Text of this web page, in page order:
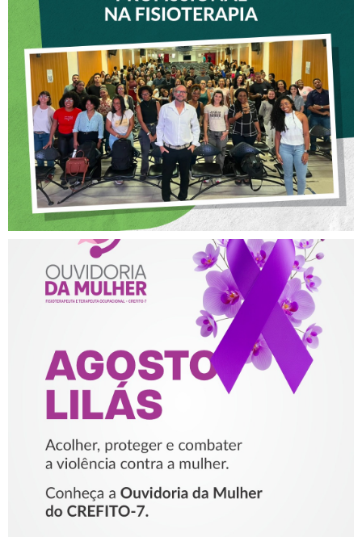
VICE-PRESIDENTE DO
CREFITO-7 PARTICIPA DE
OFICINA SOBRE ÉTICA E
POSTURA PROFISSIONAL
NA FISIOTERAPIA
AGOSTO LILÁS – ACOLHER,
PROTEGER E COMBATER A
VIOLÊNCIA CONTRA A
MULHER